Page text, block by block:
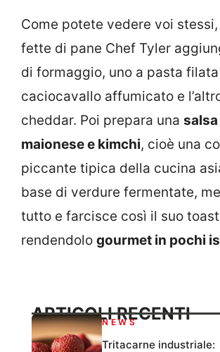
Come potete vedere voi
fette di pane Chef Tyler
di formaggio, uno a pasta
caciocavallo affumicato e
cheddar. Poi prepara una
maionese e kimchi, cioè una
piccante tipica della cucina
base di verdure fermentate,
tutto e farcisce così il suo toast
rendendolo gourmet in pochi
ARTICOLI RECENTI
NEWS
Tritacarne industriale: